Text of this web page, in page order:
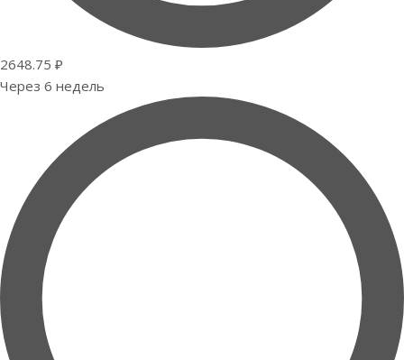
2648.75 ₽
Через 6 недель